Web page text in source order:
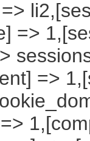
=>
=>